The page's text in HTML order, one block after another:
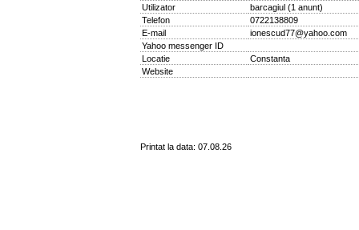
Utilizator
barcagiul (1 anunt)
Telefon
0722138809
E-mail
ionescud77@yahoo.com
Yahoo messenger ID
Locatie
Constanta
Website
Printat la data: 07.08.26